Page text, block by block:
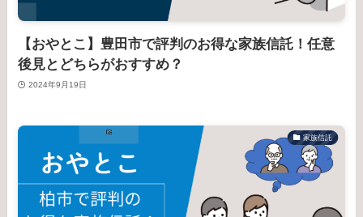
【おやとこ】豊田市で評判のお得な家族信託！任意
後見とどちらがおすすめ？
2024年9月19日
家族信託